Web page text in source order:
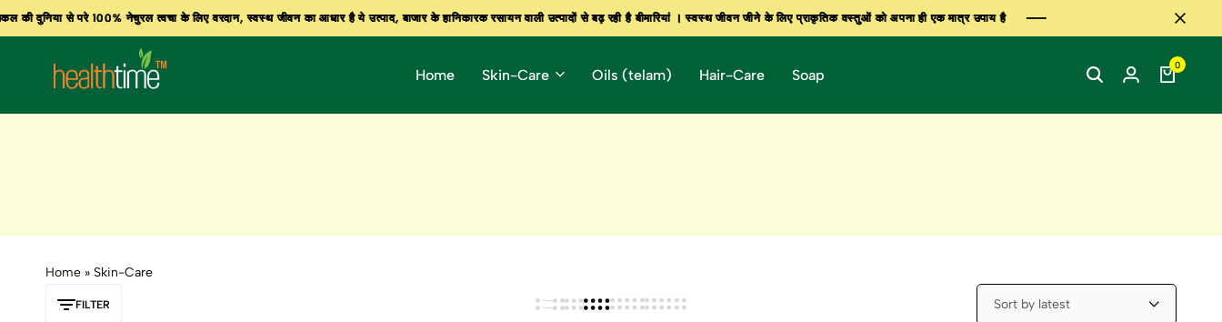
दुनिया से परे 100% नेचुरल त्वचा के लिए वरदान, स्वस्थ जीवन का आधार है ये उत्पाद, बाजार के हानिकारक रसायन वाली उत्पादों से बढ़ रही है बीमारियां । स्वस्थ जीवन जीने के लिए प्राकृतिक वस्तुओं को अपना ही एक मात्र उपाय है
दुनिया से परे 100% नेचुरल त्वचा के लिए वरदान, स्वस्थ जीवन का आधार है ये उत्पाद, बाजार के हानिकारक रसायन वाली उत्पादों से बढ़ रही है बीमारियां । स्वस्थ जीवन जीने के लिए प्राकृतिक वस्तुओं को अपना ही एक मात्र उपाय है
दुनिया से परे 100% नेचुरल त्वचा के लिए वरदान, स्वस्थ जीवन का आधार है ये उत्पाद, बाजार के हानिकारक रसायन वाली उत्पादों से बढ़ रही है बीमारियां । स्वस्थ जीवन जीने के लिए प्राकृतिक वस्तुओं को अपना ही एक मात्र उपाय है
Home Skin-Care Oils (telam) Hair-Care Soap
0
Home » Skin-Care
FILTER Sort by latest